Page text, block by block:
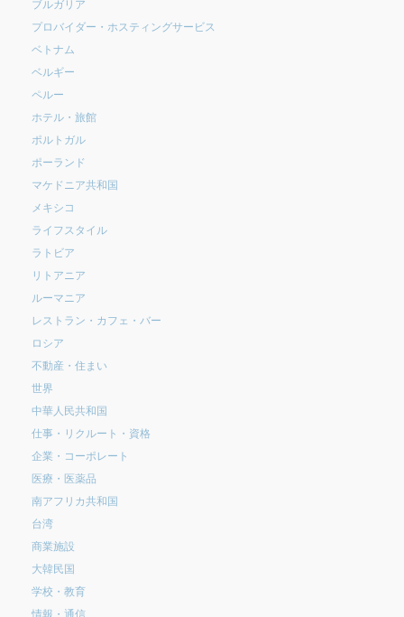
ブルガリア
プロバイダー・ホスティングサービス
ベトナム
ベルギー
ペルー
ホテル・旅館
ポルトガル
ポーランド
マケドニア共和国
メキシコ
ライフスタイル
ラトビア
リトアニア
ルーマニア
レストラン・カフェ・バー
ロシア
不動産・住まい
世界
中華人民共和国
仕事・リクルート・資格
企業・コーポレート
医療・医薬品
南アフリカ共和国
台湾
商業施設
大韓民国
学校・教育
情報・通信